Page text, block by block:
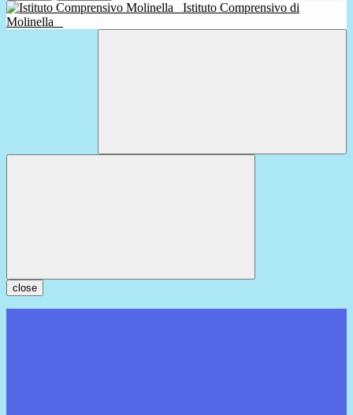
Istituto Comprensivo di
Molinella
close